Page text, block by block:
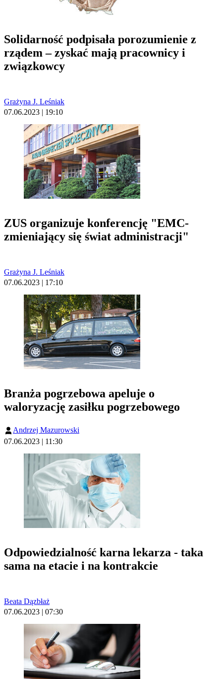
Solidarność podpisała porozumienie z
rządem – zyskać mają pracownicy i
związkowcy
Grażyna J. Leśniak
07.06.2023 | 19:10
ZUS organizuje konferencję "EMC-
zmieniający się świat administracji"
Grażyna J. Leśniak
07.06.2023 | 17:10
Branża pogrzebowa apeluje o
waloryzację zasiłku pogrzebowego
Andrzej Mazurowski
07.06.2023 | 11:30
Odpowiedzialność karna lekarza - taka
sama na etacie i na kontrakcie
Beata Dązbłaż
07.06.2023 | 07:30